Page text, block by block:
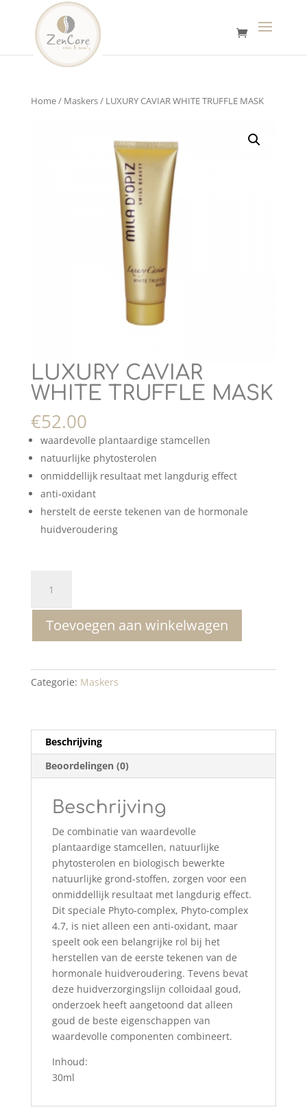
Home/ Maskers/ LUXURY CAVIAR WHITE TRUFFLE MASK
LUXURY CAVIAR
WHITE TRUFFLE MASK
€52.00
waardevolle plantaardige stamcellen
natuurlijke phytosterolen
onmiddellijk resultaat met langdurig effect
anti-oxidant
herstelt de eerste tekenen van de hormonale
huidveroudering
CAVIAR
WHITE
TRUFFLE
MASK
Toevoegen aan winkelwagen
Categorie: Maskers
Beschrijving
Beoordelingen (0)
Beschrijving
De combinatie van waardevolle
plantaardige stamcellen, natuurlijke
phytosterolen en biologisch bewerkte
natuurlijke grond-stoffen, zorgen voor een
onmiddellijk resultaat met langdurig effect.
Dit speciale Phyto-complex, Phyto-complex
4.7, is niet alleen een anti-oxidant, maar
speelt ook een belangrijke rol bij het
herstellen van de eerste tekenen van de
hormonale huidveroudering. Tevens bevat
deze huidverzorgingslijn colloidaal goud,
onderzoek heeft aangetoond dat alleen
goud de beste eigenschappen van
waardevolle componenten combineert.
Inhoud:
30ml